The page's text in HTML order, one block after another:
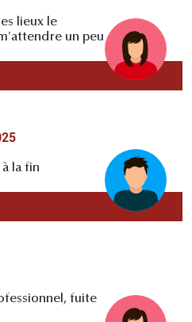
lieux le
un peu
la fin
fuite